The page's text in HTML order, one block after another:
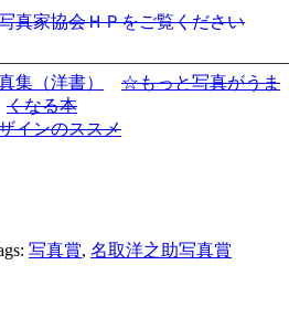
真家協会ＨＰをご覧ください
集（洋書）
☆もっと写真がうま
くなる本
インのススメ
写真賞, 名取洋之助写真賞